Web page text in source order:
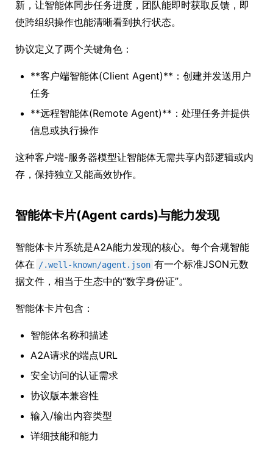
新，让智能体同步任务进度，团队能即时获取反馈，即
使跨组织操作也能清晰看到执行状态。
协议定义了两个关键角色：
**客户端智能体(Client Agent)**：创建并发送用户
任务
**远程智能体(Remote Agent)**：处理任务并提供
信息或执行操作
这种客户端-服务器模型让智能体无需共享内部逻辑或内
存，保持独立又能高效协作。
智能体卡片(Agent cards)与能力发现
智能体卡片系统是A2A能力发现的核心。每个合规智能
体在 /.well-known/agent.json 有一个标准JSON元数
据文件，相当于生态中的“数字身份证”。
智能体卡片包含：
智能体名称和描述
A2A请求的端点URL
安全访问的认证需求
协议版本兼容性
输入/输出内容类型
详细技能和能力